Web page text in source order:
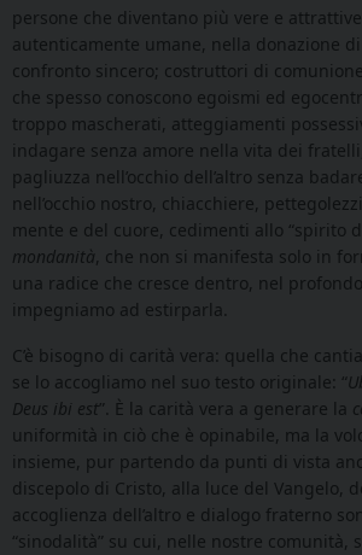
persone che diventano più vere e
autenticamente umane, nella donazione
confronto sincero; costruttori di
che spesso conoscono egoismi ed
troppo mascherati, atteggiamenti
indagare senza amore nella vita dei
pagliuzza nell’occhio dell’altro senza
nell’occhio nostro, chiacchiere,
mente e del cuore, cedimenti allo “spirito
mondanità, che non si manifesta solo in
una radice che cresce dentro, nel
impegniamo ad estirparla.
C’è bisogno di carità vera: quella che
se lo accogliamo nel suo testo originale: “
Deus ibi est”. È la carità vera a generare la
uniformità in ciò che è opinabile, ma la
insieme, pur partendo da punti di vista
discepolo di Cristo, alla luce del Vangelo,
accoglienza dell’altro e dialogo fraterno
“sinodalità” su cui, nelle nostre comunità,